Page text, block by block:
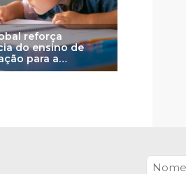
reforça
do ensino de
para a